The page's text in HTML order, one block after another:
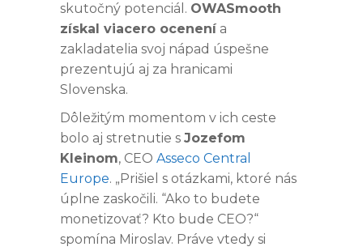
skutočný potenciál. OWASmooth
získal viacero ocenenía
zakladatelia svoj nápad úspešne
prezentujú aj za hranicami
Slovenska.
Dôležitým momentom v ich ceste
bolo aj stretnutie s Jozefom
Kleinom, CEO Asseco Central
Europe. „Prišiel s otázkami, ktoré nás
úplne zaskočili. “Ako to budete
monetizovať? Kto bude CEO?“
spomína Miroslav. Práve vtedy si